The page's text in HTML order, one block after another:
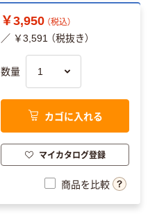
￥3,950 （税込）
／ ￥3,591 （税抜き）
数量
カゴに入れる
マイカタログ登録
商品を比較